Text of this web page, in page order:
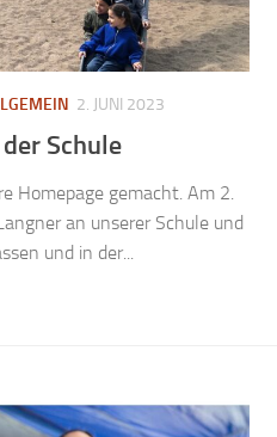
2. JUNI 2023
Schule
Homepage gemacht. Am 2.
an unserer Schule und
und in der...